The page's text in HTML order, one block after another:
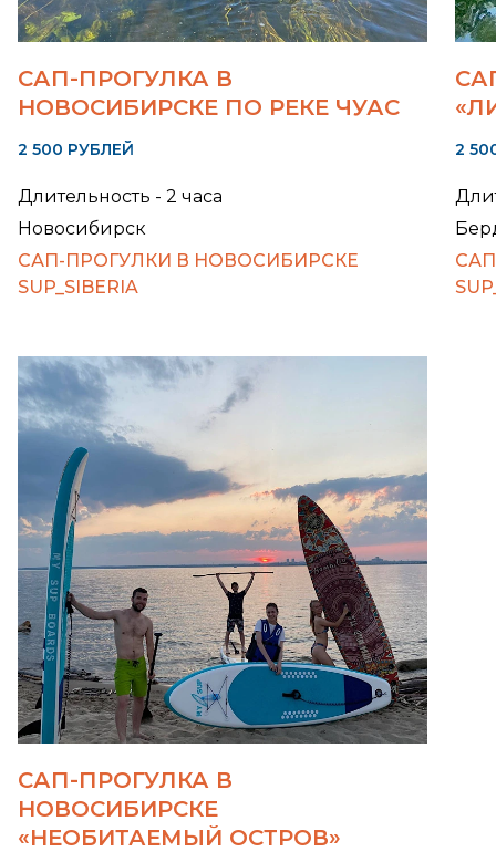
САП-ПРОГУЛКА В
НОВОСИБИРСКЕ ПО РЕКЕ ЧУАС
2 500 РУБЛЕЙ
Длительность - 2 часа
Новосибирск
САП-ПРОГУЛКИ В НОВОСИБИРСКЕ
SUP_SIBERIA
2
САП-ПРОГУЛКА В
НОВОСИБИРСКЕ
«НЕОБИТАЕМЫЙ ОСТРОВ»